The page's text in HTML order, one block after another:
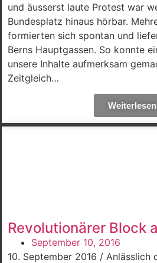
und äusserst laute Protest war
Bundesplatz hinaus hörbar.
formierten sich spontan und
Berns Hauptgassen. So konnte
unsere Inhalte aufmerksam
Zeitgleich…
Weiterlesen
Revolutionärer Block
September 10, 2016
10. September 2016 / Anlässlich